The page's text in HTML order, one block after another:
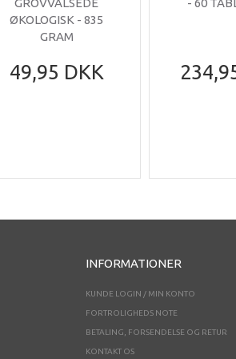
ØKOLOGISK - 835
GRAM
49,95 DKK
INFORMATIONER
KUNDE LOGIN / MIN KONTO
FORTROLIGHEDS NOTE
BETALING, FORSENDELSE OG RETUR
KONTAKT OS